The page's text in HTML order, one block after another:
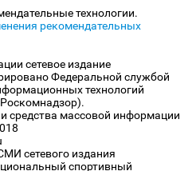
технологии.
рекомендательных
сетевое издание
Федеральной службой
технологий
средства массовой информации
сетевого издания
спортивный